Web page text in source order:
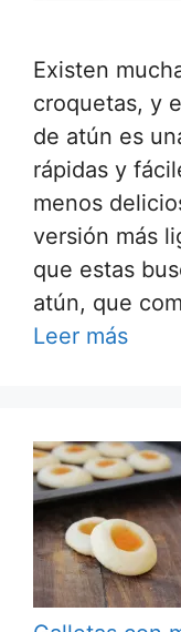
Existen
croquetas, y
de atún es
rápidas y
menos
versión más
que estas
atún, que
Leer más